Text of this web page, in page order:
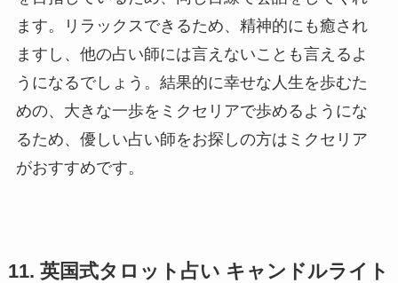
ます。リラックスできるため、精神的にも癒され
ますし、他の占い師には言えないことも言えるよ
うになるでしょう。結果的に幸せな人生を歩むた
めの、大きな一歩をミクセリアで歩めるようにな
るため、優しい占い師をお探しの方はミクセリア
がおすすめです。
11. 英国式タロット占い キャンドルライト